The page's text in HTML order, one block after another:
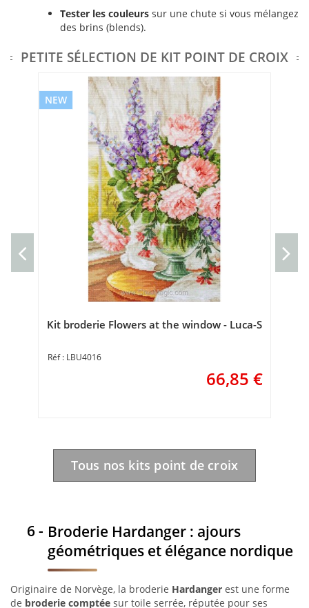
Tester les couleurs sur une chute si vous mélangez
des brins (blends).
PETITE SÉLECTION DE KIT POINT DE CROIX
NEW
Kit broderie Flowers at the window - Luca-S
LBU4016
66,85 €
Tous nos kits point de croix
Broderie Hardanger : ajours
géométriques et élégance nordique
Originaire de Norvège, la broderie Hardanger est une forme
de broderie comptée sur toile serrée, réputée pour ses